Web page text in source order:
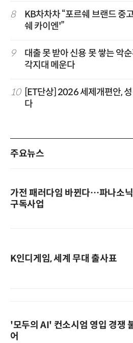
8
KB차차차 “포르쉐 브랜드 중
쉐 카이엔'”
9
대출 못 받아 신용 못 쌓는 악
각지대 메운다
10
[ET단상] 2026 세제개편안,
다
주요뉴스
가전 패러다임 바뀐다…파나소
구독사업
K인디게임, 세계 무대 출사표
'모두의 AI' 컨소시엄 영입 경쟁
어